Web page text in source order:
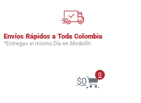
Envíos Rápidos a Toda Colombia
*Entregas el mismo Día en Medellín
$0
0